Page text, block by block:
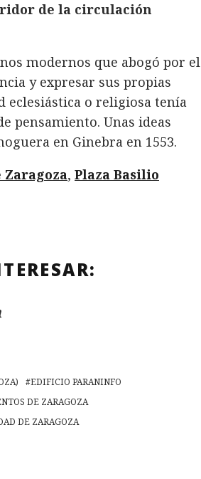
de la circulación
modernos que abogó por el
y expresar sus propias
eclesiástica o religiosa tenía
pensamiento. Unas ideas
en Ginebra en 1553.
, Plaza Basilio
EDIFICIO PARANINFO
DE ZARAGOZA
DE ZARAGOZA